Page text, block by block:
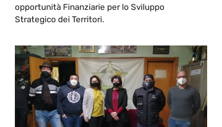
opportunità Finanziarie per lo Sviluppo
Strategico dei Territori.